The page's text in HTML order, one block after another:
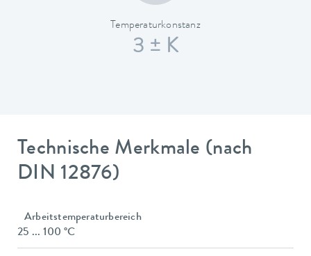
Temperaturkonstanz
3 ± K
Technische Merkmale (nach
DIN 12876)
Arbeitstemperaturbereich
25 ... 100 °C